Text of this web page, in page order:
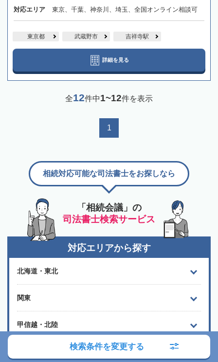
対応エリア 東京、千葉、神奈川、埼玉、全国オンライン相談可
東京都 武蔵野市 吉祥寺駅
詳細を見る
全12件中1~12件を表示
1
「相続会議」の
司法書士検索サービス
相続対応可能な司法書士をお探しなら
対応エリアから探す
北海道・東北
関東
甲信越・北陸
検索条件を変更する